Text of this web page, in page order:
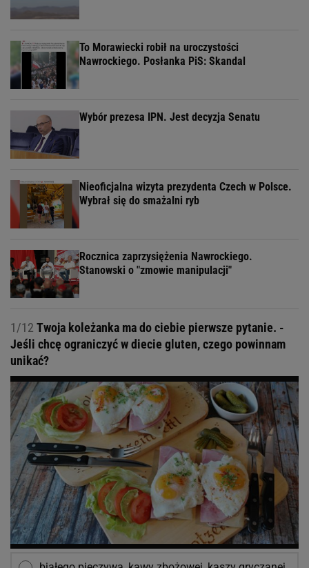
To Morawiecki robił na uroczystości
Nawrockiego. Posłanka PiS: Skandal
Wybór prezesa IPN. Jest decyzja Senatu
Nieoficjalna wizyta prezydenta Czech w Polsce.
Wybrał się do smażalni ryb
Rocznica zaprzysiężenia Nawrockiego.
Stanowski o "zmowie manipulacji"
1/12 Twoja koleżanka ma do ciebie pierwsze pytanie. -
Jeśli chcę ograniczyć w diecie gluten, czego powinnam
unikać?